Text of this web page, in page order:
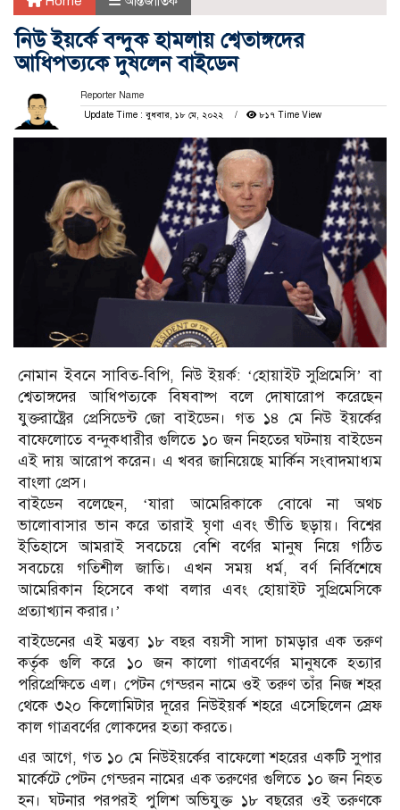
নিউ ইয়র্কে বন্দুক হামলায় শ্বেতাঙ্গদের
আধিপত্যকে দুষলেন বাইডেন
Reporter Name
Update Time : বুধবার, ১৮ মে, ২০২২
৮১৭ Time View
নোমান ইবনে সাবিত-বিপি, নিউ ইয়র্ক: ‘হোয়াইট সুপ্রিমেসি’ বা
শ্বেতাঙ্গদের আধিপত্যকে বিষবাষ্প বলে দোষারোপ করেছেন
যুক্তরাষ্ট্রের প্রেসিডেন্ট জো বাইডেন। গত ১৪ মে নিউ ইয়র্কের
বাফেলোতে বন্দুকধারীর গুলিতে ১০ জন নিহতের ঘটনায় বাইডেন
এই দায় আরোপ করেন। এ খবর জানিয়েছে মার্কিন সংবাদমাধ্যম
বাংলা প্রেস।
বাইডেন বলেছেন, ‘যারা আমেরিকাকে বোঝে না অথচ
ভালোবাসার ভান করে তারাই ঘৃণা এবং ভীতি ছড়ায়। বিশ্বের
ইতিহাসে আমরাই সবচেয়ে বেশি বর্ণের মানুষ নিয়ে গঠিত
সবচেয়ে গতিশীল জাতি। এখন সময় ধর্ম, বর্ণ নির্বিশেষে
আমেরিকান হিসেবে কথা বলার এবং হোয়াইট সুপ্রিমেসিকে
প্রত্যাখ্যান করার।’
বাইডেনের এই মন্তব্য ১৮ বছর বয়সী সাদা চামড়ার এক তরুণ
কর্তৃক গুলি করে ১০ জন কালো গাত্রবর্ণের মানুষকে হত্যার
পরিপ্রেক্ষিতে এল। পেটন গেন্ডরন নামে ওই তরুণ তাঁর নিজ শহর
থেকে ৩২০ কিলোমিটার দূরের নিউইয়র্ক শহরে এসেছিলেন স্রেফ
কাল গাত্রবর্ণের লোকদের হত্যা করতে।
এর আগে, গত ১০ মে নিউইয়র্কের বাফেলো শহরের একটি সুপার
মার্কেটে পেটন গেন্ডরন নামের এক তরুণের গুলিতে ১০ জন নিহত
হন। ঘটনার পরপরই পুলিশ অভিযুক্ত ১৮ বছরের ওই তরুণকে